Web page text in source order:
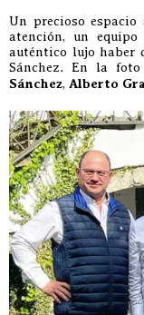
Un precioso
atención, un
auténtico lujo haber
Sánchez. En la
Sánchez, Alberto